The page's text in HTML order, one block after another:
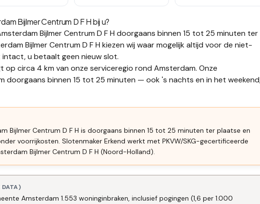
Bijlmer Centrum D F Hbij u?
Bijlmer Centrum D F H doorgaans binnen 15 tot 25 minuten ter
Bijlmer Centrum D F H kiezen wij waar mogelijk altijd voor de niet-
u betaalt geen nieuw slot.
op circa 4 km van onze serviceregio rond Amsterdam. Onze
doorgaans binnen 15 tot 25 minuten — ook 's nachts en in het
Bijlmer Centrum D F H is doorgaans binnen 15 tot 25 minuten ter plaatse en
voorrijkosten. Slotenmaker Erkend werkt met PKVW/SKG-gecertificeerde
Bijlmer Centrum D F H (Noord-Holland).
DATA)
Amsterdam 1.553 woninginbraken, inclusief pogingen (1,6 per 1.000